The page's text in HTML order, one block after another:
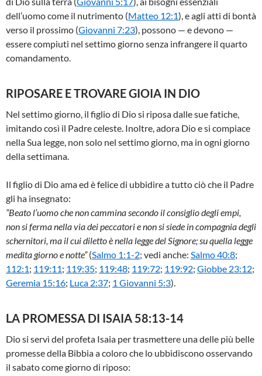
dell’uomo come il nutrimento (Matteo 12:1), e agli atti di bontà
verso il prossimo (Giovanni 7:23), possono — e devono —
essere compiuti nel settimo giorno senza infrangere il quarto
comandamento.
RIPOSARE E TROVARE GIOIA IN DIO
Nel settimo giorno, il figlio di Dio si riposa dalle sue fatiche,
imitando così il Padre celeste. Inoltre, adora Dio e si compiace
nella Sua legge, non solo nel settimo giorno, ma in ogni giorno
della settimana.
Il figlio di Dio ama ed è felice di ubbidire a tutto ciò che il Padre
gli ha insegnato:
“Beato l’uomo che non cammina secondo il consiglio degli empi,
non si ferma nella via dei peccatori e non si siede in compagnia degli
schernitori, ma il cui diletto è nella legge del Signore; su quella legge
medita giorno e notte”(Salmo 1:1-2; vedi anche: Salmo 40:8;
112:1; 119:11; 119:35; 119:48; 119:72; 119:92; Giobbe 23:12;
Geremia 15:16; Luca 2:37; 1 Giovanni 5:3).
LA PROMESSA DI ISAIA 58:13-14
Dio si servì del profeta Isaia per trasmettere una delle più belle
promesse della Bibbia a coloro che lo ubbidiscono osservando
il sabato come giorno di riposo: